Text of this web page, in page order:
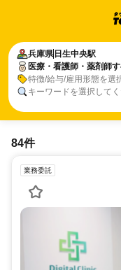
兵庫県 日生中央駅
医療・看護師・薬剤師
特徴/給与/雇用形態を選
キーワードを選択して
84件
業務委託